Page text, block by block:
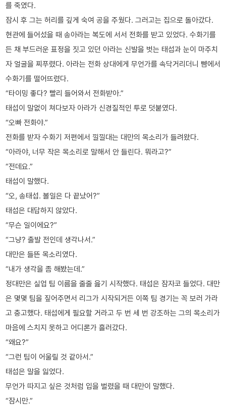
를 죽였다.
잠시 후 그는 허리를 깊게 숙여 공을 주웠다. 그러고는 집으로 돌아갔다.
현관에 들어섰을 때 송아라는 복도에 서서 전화를 받고 있었다. 수화기를
든 채 부드러운 표정을 짓고 있던 아라는 신발을 벗는 태섭과 눈이 마주치
자 얼굴을 찌푸렸다. 아라는 전화 상대에게 무언가를 속닥거리더니 뺨에서
수화기를 떨어뜨렸다.
“타이밍 좋다? 빨리 들어와서 전화받아.”
태섭이 말없이 쳐다보자 아라가 신경질적인 투로 덧붙였다.
“오빠 전화야.”
전화를 받자 수화기 저편에서 낄낄대는 대만의 목소리가 들려왔다.
“아라야, 너무 작은 목소리로 말해서 안 들린다. 뭐라고?”
“전데요.”
태섭이 말했다.
“오, 송태섭. 볼일은 다 끝났어?”
태섭은 대답하지 않았다.
“무슨 일이에요?”
“그냥? 출발 전인데 생각나서.”
대만은 들뜬 목소리였다.
“내가 생각을 좀 해봤는데.”
정대만은 실업 팀 이름을 줄줄 읊기 시작했다. 태섭은 잠자코 들었다. 대만
은 몇몇 팀을 짚어주면서 리그가 시작되거든 이쪽 팀 경기는 꼭 보러 가라
고 충고했다. 태섭에게 필요할 거라고 두 번 세 번 강조하는 그의 목소리가
마음에 스치지 못하고 어디론가 흘러갔다.
“왜요?”
“그런 팀이 어울릴 것 같아서.”
태섭은 말을 잃었다.
무언가 따지고 싶은 것처럼 입을 벌렸을 때 대만이 말했다.
“잠시만.”